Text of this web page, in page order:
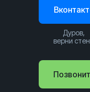
Дуров,
верни